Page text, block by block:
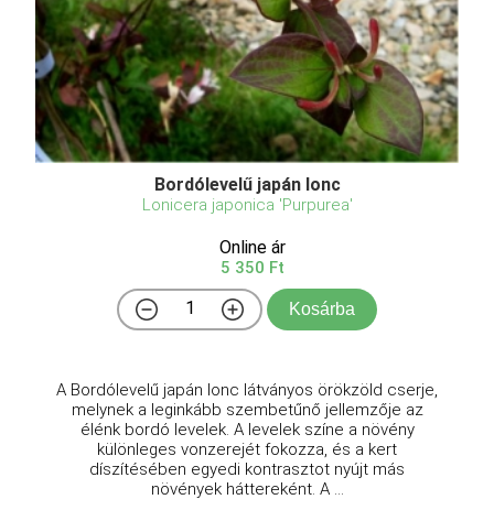
Bordólevelű japán lonc
Lonicera japonica 'Purpurea'
Online ár
5 350 Ft
Kosárba
A Bordólevelű japán lonc látványos örökzöld cserje,
melynek a leginkább szembetűnő jellemzője az
élénk bordó levelek. A levelek színe a növény
különleges vonzerejét fokozza, és a kert
díszítésében egyedi kontrasztot nyújt más
növények háttereként. A ...